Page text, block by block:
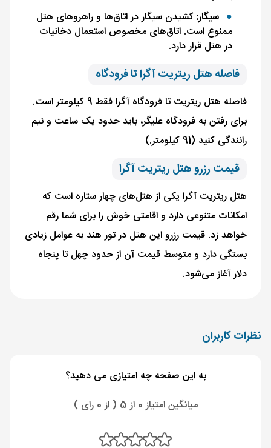
سیگار:کشیدن سیگار در اتاق‌ها و راهروهای هتل
ممنوع است. اتاق‌های مخصوص استعمال دخانیات
در هتل قرار دارد.
فاصله هتل ریتریت آگرا تا فرودگاه
فاصله هتل ریتریت تا فرودگاه آگرا فقط 9 کیلومتر است.
برای رفتن به فرودگاه علیگر، باید حدود یک ساعت و نیم
رانندگی کنید (91 کیلومتر.)
قیمت رزرو هتل ریتریت آگرا
هتل ریتریت آگرا یکی از هتل‌های چهار ستاره است که
امکانات متنوعی دارد و اقامتی خوش را برای شما رقم
خواهد زد. قیمت رزرو این هتل در تور هند به عوامل زیادی
بستگی دارد و متوسط قیمت آن از حدود چهل تا پنجاه
دلار آغاز می‌شود.
نظرات کاربران
به این صفحه چه امتیازی می دهید؟
میانگین امتیاز 0 از 5 ( از 0 رای )